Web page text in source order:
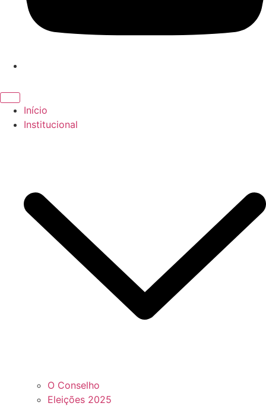
Início
Institucional
O Conselho
Eleições 2025